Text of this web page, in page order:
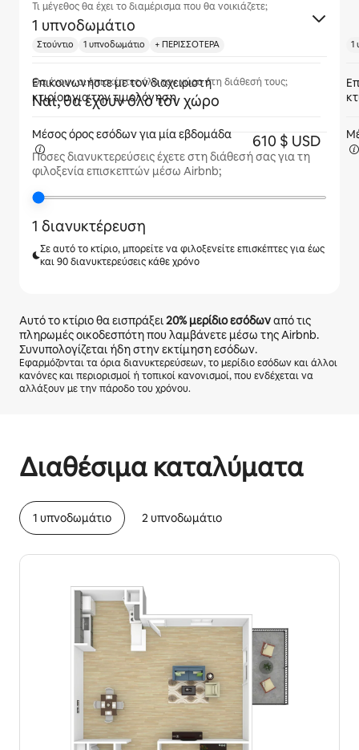
Τι μέγεθος θα έχει το διαμέρισμα που θα νοικιάζετε;
1 υπνοδωμάτιο
Θα έχουν οι επισκέπτες όλο τον χώρο στη διάθεσή τους;
Ναι, θα έχουν όλο τον χώρο
Πόσες διανυκτερεύσεις έχετε στη διάθεσή σας για τη
φιλοξενία επισκεπτών μέσω Airbnb;
1 διανυκτέρευση
Σε αυτό το κτίριο, μπορείτε να φιλοξενείτε επισκέπτες για έως
και 90 διανυκτερεύσεις κάθε χρόνο
Αυτό το κτίριο θα εισπράξει20%μερίδιο εσόδωναπό τις
πληρωμές οικοδεσπότη που λαμβάνετε μέσω της Airbnb.
Συνυπολογίζεται ήδη στην εκτίμηση εσόδων.
Εφαρμόζονται τα όρια διανυκτερεύσεων, το μερίδιο εσόδων και άλλοι
κανόνες και περιορισμοί ή τοπικοί κανονισμοί, που ενδέχεται να
αλλάξουν με την πάροδο του χρόνου.
Διαθέσιμα καταλύματα
1 υπνοδωμάτιο 2 υπνοδωμάτιο
Στούντιο 1 υπνοδωμάτιο + ΠΕΡΙΣΣΟΤΕΡΑ
Επικοινωνήστε με τον διαχειριστή
κτιρίου για την τιμολόγηση
Μέσος όρος εσόδων γιαμία εβδομάδα 610 $ USD
1